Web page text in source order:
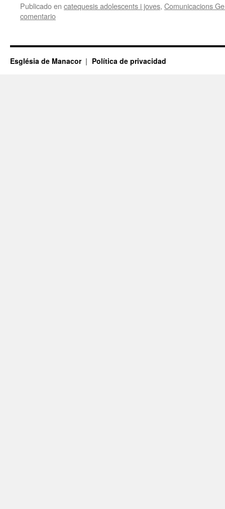
Publicado en catequesis adolescents i joves, Comunicacions
comentario
Església de Manacor Política de privacidad